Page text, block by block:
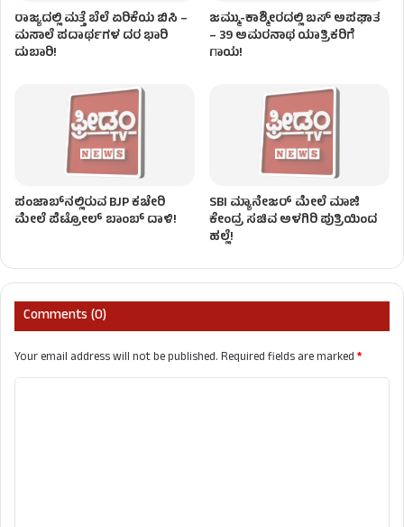
ರಾಜ್ಯದಲ್ಲಿ ಮತ್ತೆ ಬೆಲೆ ಏರಿಕೆಯ ಬಿಸಿ –
ಮಸಾಲೆ ಪದಾರ್ಥಗಳ ದರ ಭಾರಿ
ದುಬಾರಿ!
ಜಮ್ಮು-ಕಾಶ್ಮೀರದಲ್ಲಿ ಬಸ್ ಅಪಘಾತ
– 39 ಅಮರನಾಥ ಯಾತ್ರಿಕರಿಗೆ
ಗಾಯ!
ಪಂಜಾಬ್‌ನಲ್ಲಿರುವ BJP ಕಚೇರಿ
ಮೇಲೆ ಪೆಟ್ರೋಲ್ ಬಾಂಬ್ ದಾಳಿ!
SBI ಮ್ಯಾನೇಜರ್‌ ಮೇಲೆ ಮಾಜಿ
ಕೇಂದ್ರ ಸಚಿವ ಅಳಗಿರಿ ಪುತ್ರಿಯಿಂದ
ಹಲ್ಲೆ!
Comments (0)
Your email address will not be published.Required fields are marked*